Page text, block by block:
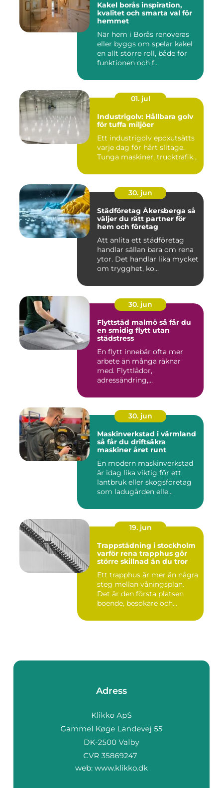
Kakel borås inspiration,
kvalitet och smarta val för
hemmet
När hem i Borås renoveras
eller byggs om spelar kakel
en allt större roll, både för
funktionen och f...
01. jul
Industrigolv: Hållbara golv
för tuffa miljöer
Ett industrigolv epoxutsätts
varje dag för hårt slitage.
Tunga maskiner, trucktrafik...
30. jun
Städföretag Åkersberga så
väljer du rätt partner för
hem och företag
Att anlita ett städföretag
handlar sällan bara om rena
ytor. Det handlar lika mycket
om trygghet, ko...
30. jun
Flyttstäd malmö så får du
en smidig flytt utan
städstress
En flytt innebär ofta mer
arbete än många räknar
med. Flyttlådor,
adressändring,
30. jun
Maskinverkstad i värmland
så får du driftsäkra
maskiner året runt
En modern maskinverkstad
är idag lika viktig för ett
lantbruk eller skogsföretag
som ladugården elle...
19. jun
Trappstädning i stockholm
varför rena trapphus gör
större skillnad än du tror
Ett trapphus är mer än några
steg mellan våningsplan.
Det är den första platsen
boende, besökare och...
Adress
web: www.klikko.dk